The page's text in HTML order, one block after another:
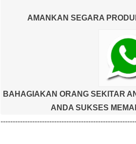
AMANKAN SEGARA
BAHAGIAKAN ORANG SEKITAR
ANDA SUKSES